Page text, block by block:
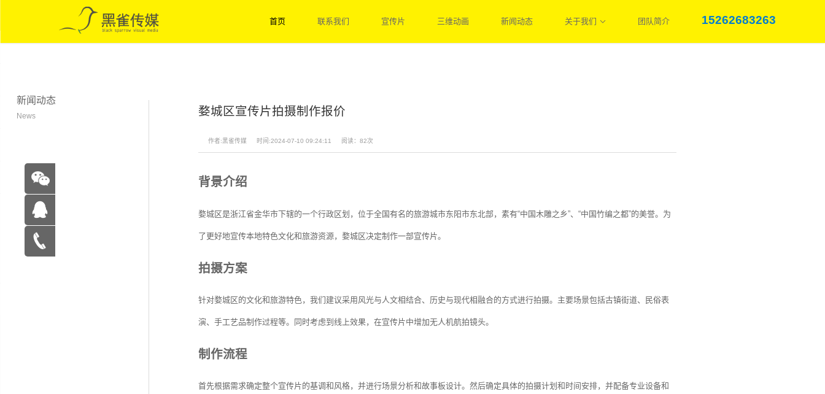
首页 联系我们 宣传片 三维动画 新闻动态 关于我们 团队简介 15262683263
新闻动态
News 婺城区宣传片拍摄制作报价
作者:黑雀传媒 时间:2024-07-10 09:24:11 阅读：82次
背景介绍
婺城区是浙江省金华市下辖的一个行政区划，位于全国有名的旅游城市东阳市东北部，素有“中国木雕之乡”、“中国竹编之都”的美誉。为
了更好地宣传本地特色文化和旅游资源，婺城区决定制作一部宣传片。
拍摄方案
针对婺城区的文化和旅游特色，我们建议采用风光与人文相结合、历史与现代相融合的方式进行拍摄。主要场景包括古镇街道、民俗表
演、手工艺品制作过程等。同时考虑到线上效果，在宣传片中增加无人机航拍镜头。
制作流程
首先根据需求确定整个宣传片的基调和风格，并进行场景分析和故事板设计。然后确定具体的拍摄计划和时间安排，并配备专业设备和
在线咨